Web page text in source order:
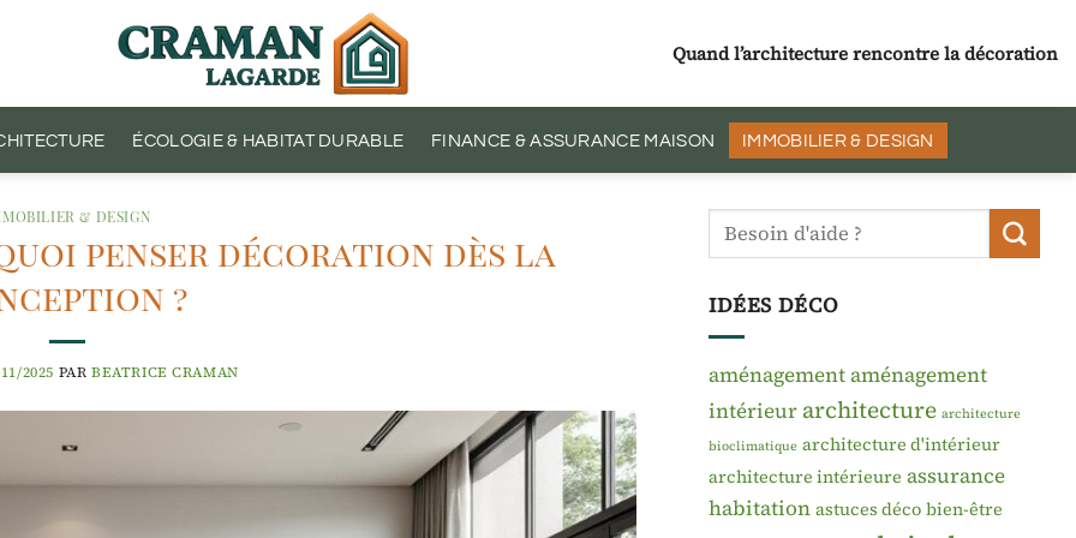
Quand l’architecture rencontre la décoration
ÉCOLOGIE & HABITAT DURABLE FINANCE & ASSURANCE MAISON IMMOBILIER & DESIGN
& DESIGN
penser décoration dès la
?
2025 PAR BEATRICE CRAMAN
IDÉES DÉCO
aménagementaménagement
intérieur architecture architecture
bioclimatique architecture d'intérieur
architecture intérieure assurance
habitation astuces déco bien-être